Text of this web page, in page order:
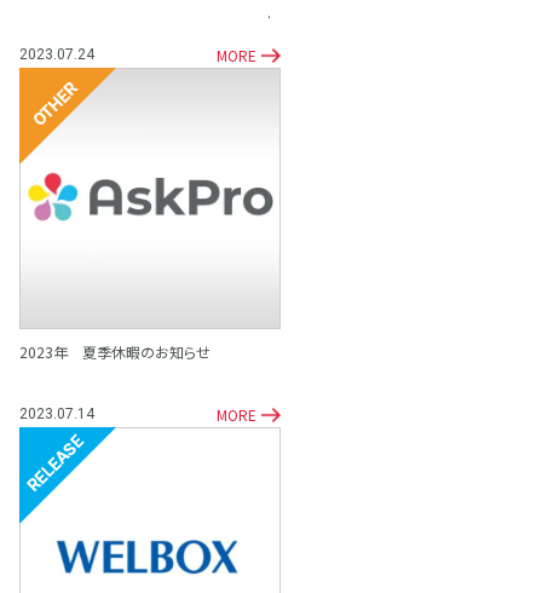
2023.07.24 MORE
その他
2023年 夏季休暇のお知らせ
2023.07.14 MORE
リリース